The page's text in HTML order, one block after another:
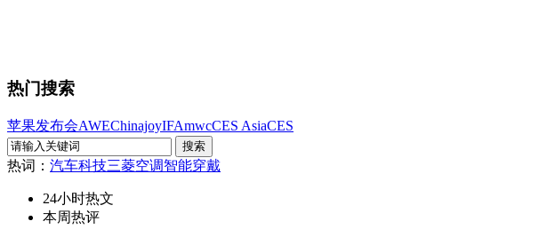
热门搜索
苹果发布会AWEChinajoyIFAmwcCES AsiaCES
热词： 汽车科技三菱空调智能穿戴
24小时热文
本周热评